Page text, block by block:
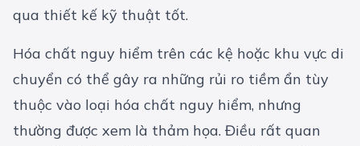
qua thiết kế kỹ thuật tốt.
Hóa chất nguy hiểm trên các kệ hoặc khu vực di
chuyển có thể gây ra những rủi ro tiềm ẩn tùy
thuộc vào loại hóa chất nguy hiểm, nhưng
thường được xem là thảm họa. Điều rất quan